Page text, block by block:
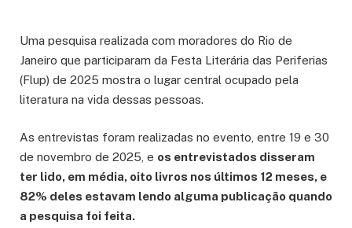
Uma pesquisa realizada com moradores do Rio de
Janeiro que participaram da Festa Literária das Periferias
(Flup) de 2025 mostra o lugar central ocupado pela
literatura na vida dessas pessoas.
As entrevistas foram realizadas no evento, entre 19 e 30
de novembro de 2025, e os entrevistados disseram
ter lido, em média, oito livros nos últimos 12 meses, e
82% deles estavam lendo alguma publicação quando
a pesquisa foi feita.